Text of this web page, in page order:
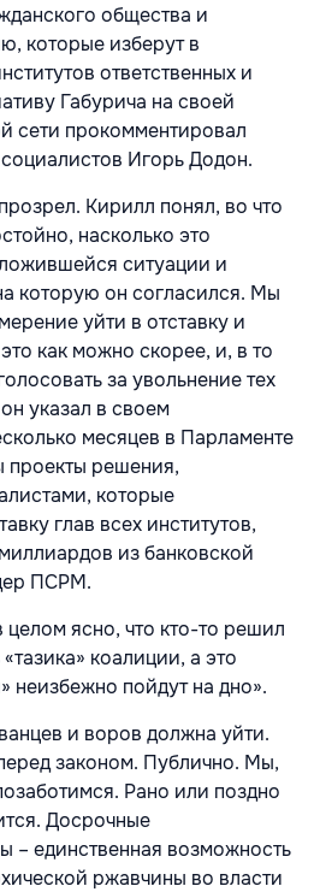
общества и
которые изберут в
ответственных и
Габурича на своей
сети прокомментировал
Игорь Додон.
Кирилл понял, во что
насколько это
ситуации и
которую он согласился. Мы
уйти в отставку и
как можно скорее, и, в то
за увольнение тех
указал в своем
месяцев в Парламенте
проекты решения,
которые
глав всех институтов,
из банковской
ПСРМ.
ясно, что кто-то решил
коалиции, а это
неизбежно пойдут на дно».
и воров должна уйти.
законом. Публично. Мы,
Рано или поздно
Досрочные
– единственная возможность
ржавчины во власти